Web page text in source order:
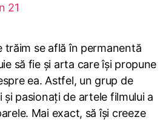
21
trăim se află în permanentă
să fie și arta care își propune
ea. Astfel, un grup de
pasionați de artele filmului a
Mai exact, să își creeze